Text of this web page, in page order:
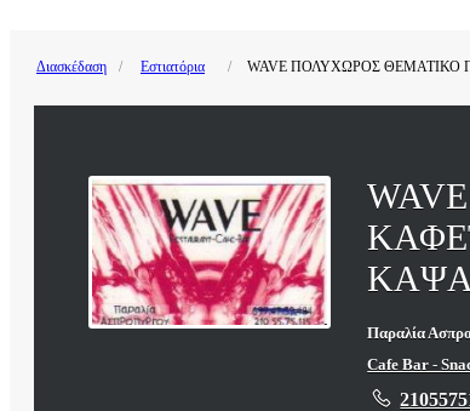
Διασκέδαση Εστιατόρια WAVE ΠΟΛΥΧΩΡΟΣ ΘΕΜΑΤΙΚΟ
Παραλία
Cafe Bar -